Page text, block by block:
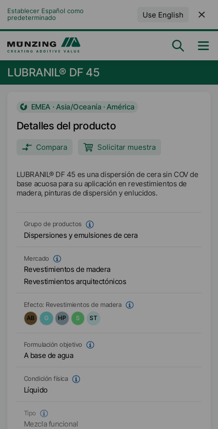
Establecer Español como
predeterminado
Use English
LUBRANIL® DF 45
EMEA · Asia/Oceanía · América
Detalles del producto
Compara Solicitar muestra
LUBRANIL® DF 45 es una dispersión de cera sin COV de
base acuosa para su aplicación en revestimientos de
madera, pinturas de dispersión y enlucidos.
Grupo de productos
Dispersiones y emulsiones de cera
Mercado
Revestimientos de madera
Revestimientos arquitectónicos
Efecto: Revestimientos de madera
AB
G HP S ST
Formulación objetivo
A base de agua
Condición física
Líquido
Tipo
Mezcla funcional